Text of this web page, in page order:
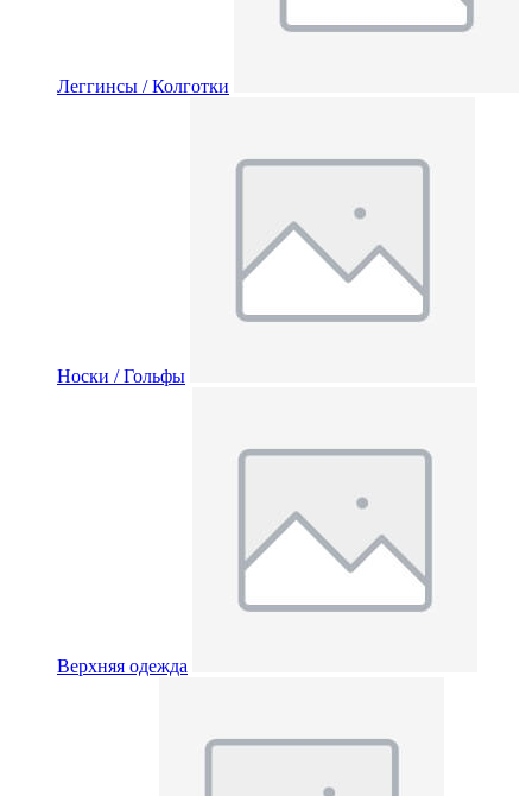
Леггинсы / Колготки
Носки / Гольфы
Верхняя одежда